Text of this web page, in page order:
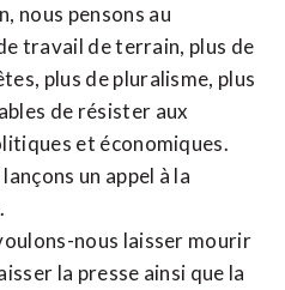
nous pensons au
travail de terrain, plus de
plus de pluralisme, plus
de résister aux
et économiques.
un appel à la
nous laisser mourir
la presse ainsi que la